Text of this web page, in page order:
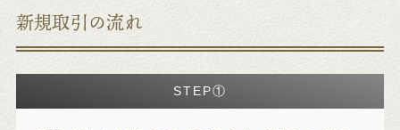
新規取引の流れ
STEP①